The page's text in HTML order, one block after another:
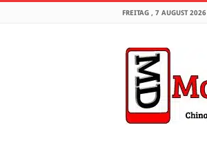
FREITAG , 7 AUGUST 2026